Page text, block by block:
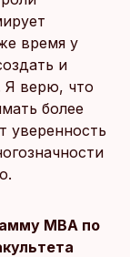
время у
и
Я верю, что
более
уверенность
MBA по